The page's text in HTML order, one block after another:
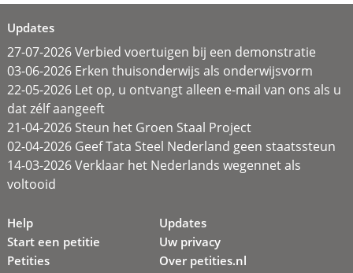
Updates
27-07-2026 Verbied voertuigen bij een demonstratie
03-06-2026 Erken thuisonderwijs als onderwijsvorm
22-05-2026 Let op, u ontvangt alleen e-mail van ons als u
dat zélf aangeeft
21-04-2026 Steun het Groen Staal Project
02-04-2026 Geef Tata Steel Nederland geen staatssteun
14-03-2026 Verklaar het Nederlands wegennet als
voltooid
Help
Start een petitie
Petities
Updates
Uw privacy
Over petities.nl